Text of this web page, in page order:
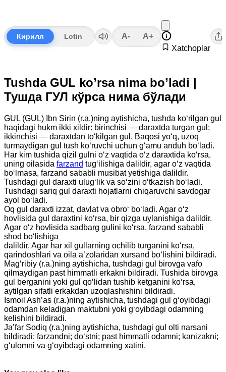
Кирилл Lotin A-
A+
Xatchoplar
Tushda GUL ko’rsa nima bo’ladi |
Тушда ГУЛ кўрса нима бўлади
GUL (GUL) Ibn Sirin (r.a.)ning aytishicha, tushda ko‘rilgan gul
haqidagi hukm ikki xildir: birinchisi — daraxtda turgan gul;
ikkinchisi — daraxtdan to‘kilgan gul. Baqosi yo‘q, uzoq
turmaydigan gul tush ko‘ruvchi uchun g‘amu anduh bo‘ladi.
Har kim tushida qizil gulni o‘z vaqtida o‘z daraxtida ko‘rsa,
uning oilasida farzand tug‘ilishiga dalildir, agar o‘z vaqtida
bo‘lmasa, farzand sababli musibat yetishiga dalildir.
Tushdagi gul daraxti ulug‘lik va so‘zini o‘tkazish bo‘ladi.
Tushdagi sariq gul daraxti hojatlarni chiqaruvchi savdogar
ayol bo‘ladi.
Oq gul daraxti izzat, davlat va obro‘ bo‘ladi. Agar o‘z
hovlisida gul daraxtini ko‘rsa, bir qizga uylanishiga dalildir.
Agar o‘z hovlisida sadbarg gulini ko‘rsa, farzand sababli
shod bo‘lishiga
dalildir. Agar har xil gullarning ochilib turganini ko‘rsa,
qarindoshlari va oila a’zolaridan xursand bo‘lishini bildiradi.
Mag‘ribiy (r.a.)ning aytishicha, tushdagi gul birovga vafo
qilmaydigan past himmatli erkakni bildiradi. Tushida birovga
gul berganini yoki gul qo‘lidan tushib ketganini ko‘rsa,
aytilgan sifatli erkakdan uzoqlashishini bildiradi.
Ismoil Ash’as (r.a.)ning aytishicha, tushdagi gul g‘oyibdagi
odamdan keladigan maktubni yoki g‘oyibdagi odamning
kelishini bildiradi.
Ja’far Sodiq (r.a.)ning aytishicha, tushdagi gul olti narsani
bildiradi: farzandni; do‘stni; past himmatli odamni; kanizakni;
g‘ulomni va g‘oyibdagi odamning xatini.